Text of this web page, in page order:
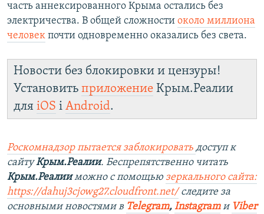
часть аннексированного Крыма остались без
электричества. В общей сложности около миллиона
человек почти одновременно оказались без света.
Новости без блокировки и цензуры!
Установить приложение Крым.Реалии
для iOS і Android.
Роскомнадзор пытается заблокировать доступ к
сайтуКрым.Реалии. Беспрепятственно читать
Крым.Реалииможно с помощью зеркального сайта:
https://dahuj3cjowg27.cloudfront.net/следите за
основными новостями в Telegram, Instagramи Viber